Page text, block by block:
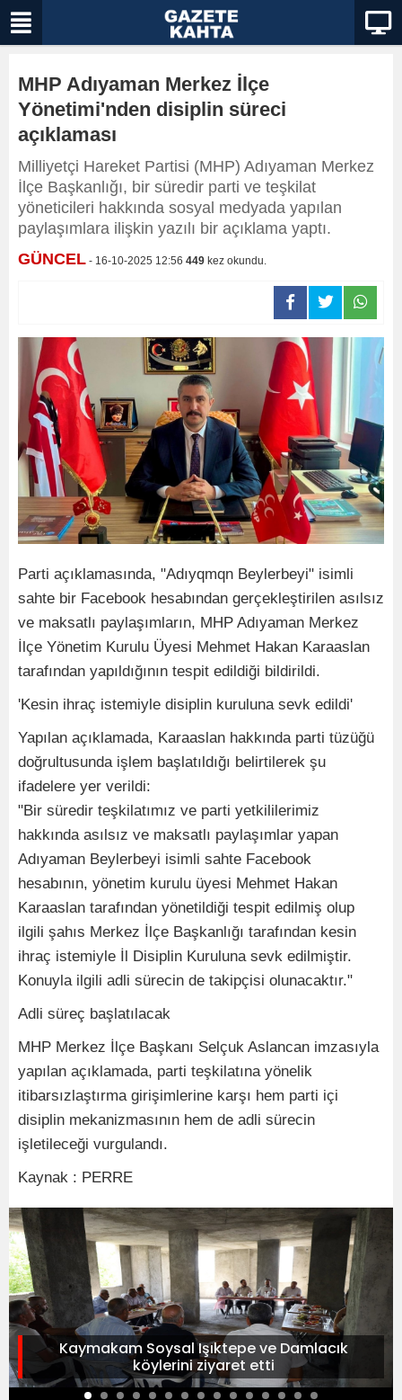
MHP Adıyaman Merkez İlçe
Yönetimi'nden disiplin süreci
açıklaması
Milliyetçi Hareket Partisi (MHP) Adıyaman Merkez
İlçe Başkanlığı, bir süredir parti ve teşkilat
yöneticileri hakkında sosyal medyada yapılan
paylaşımlara ilişkin yazılı bir açıklama yaptı.
GÜNCEL - 16-10-2025 12:56 449 kez okundu.
Parti açıklamasında, "Adıyqmqn Beylerbeyi" isimli
sahte bir Facebook hesabından gerçekleştirilen asılsız
ve maksatlı paylaşımların, MHP Adıyaman Merkez
İlçe Yönetim Kurulu Üyesi Mehmet Hakan Karaaslan
tarafından yapıldığının tespit edildiği bildirildi.
'Kesin ihraç istemiyle disiplin kuruluna sevk edildi'
Yapılan açıklamada, Karaaslan hakkında parti tüzüğü
doğrultusunda işlem başlatıldığı belirtilerek şu
ifadelere yer verildi:
"Bir süredir teşkilatımız ve parti yetkililerimiz
hakkında asılsız ve maksatlı paylaşımlar yapan
Adıyaman Beylerbeyi isimli sahte Facebook
hesabının, yönetim kurulu üyesi Mehmet Hakan
Karaaslan tarafından yönetildiği tespit edilmiş olup
ilgili şahıs Merkez İlçe Başkanlığı tarafından kesin
ihraç istemiyle İl Disiplin Kuruluna sevk edilmiştir.
Konuyla ilgili adli sürecin de takipçisi olunacaktır."
Adli süreç başlatılacak
MHP Merkez İlçe Başkanı Selçuk Aslancan imzasıyla
yapılan açıklamada, parti teşkilatına yönelik
itibarsızlaştırma girişimlerine karşı hem parti içi
disiplin mekanizmasının hem de adli sürecin
işletileceği vurgulandı.
Kaynak : PERRE
Kaymakam Soysal Işıktepe ve Damlacık
köylerini ziyaret etti